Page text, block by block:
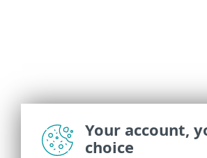
Your account,
choice